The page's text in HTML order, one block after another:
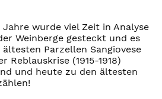
wurde viel Zeit in Analyse
Weinberge gesteckt und es
Parzellen Sangiovese
Reblauskrise (1915-1918)
und heute zu den ältesten